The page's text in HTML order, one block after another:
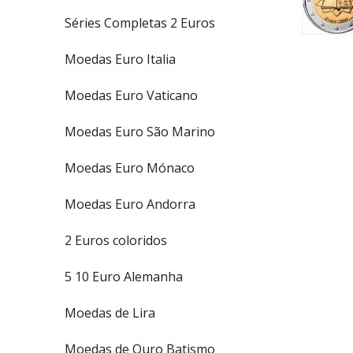
Séries Completas 2 Euros
Moedas Euro Italia
Moedas Euro Vaticano
Moedas Euro São Marino
Moedas Euro Mónaco
Moedas Euro Andorra
2 Euros coloridos
5 10 Euro Alemanha
Moedas de Lira
Moedas de Ouro Batismo